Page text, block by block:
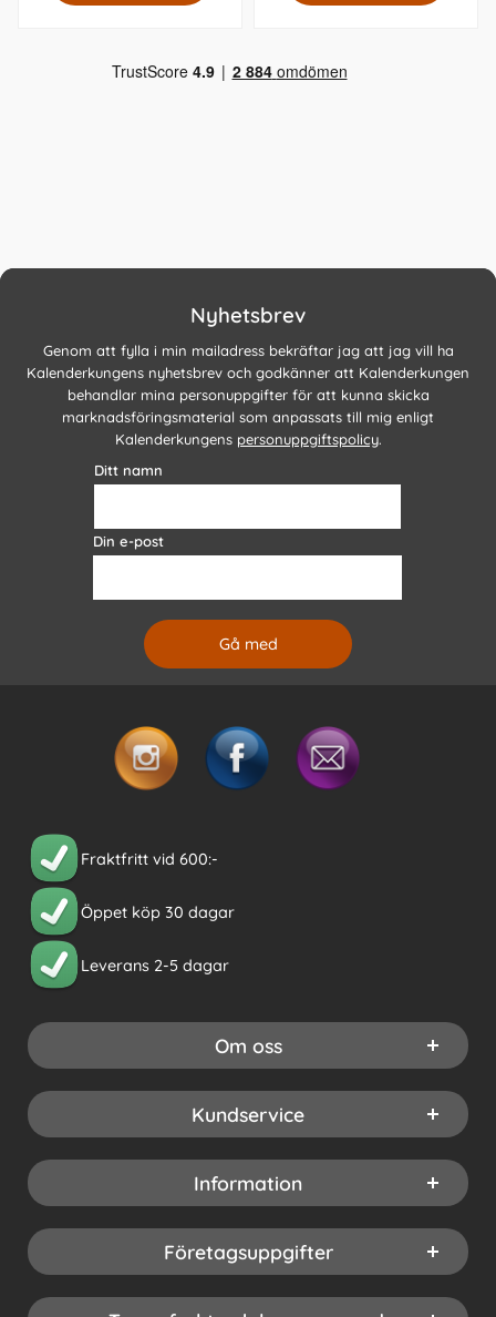
Nyhetsbrev
Genom att fylla i min mailadress bekräftar jag att jag vill ha
Kalenderkungens nyhetsbrev och godkänner att Kalenderkungen
behandlar mina personuppgifter för att kunna skicka
marknadsföringsmaterial som anpassats till mig enligt
Kalenderkungens personuppgiftspolicy.
Ditt namn
Din e-post
Fraktfritt vid 600:-
Öppet köp 30 dagar
Leverans 2-5 dagar
Om oss
Kundservice
Information
Företagsuppgifter